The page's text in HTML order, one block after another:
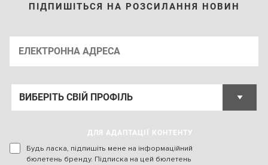
ПІДПИШІТЬСЯ НА РОЗСИЛАННЯ НОВИН
ДЛЯ АДАПТАЦІЇ КОНТЕНТУ
Будь ласка, підпишіть мене на інформаційний
бюлетень бренду. Підписка на цей бюлетень